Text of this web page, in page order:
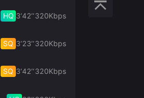
HQ 3‘42’‘320Kbps
SQ 3‘23’‘320Kbps
SQ 3‘42’‘320Kbps